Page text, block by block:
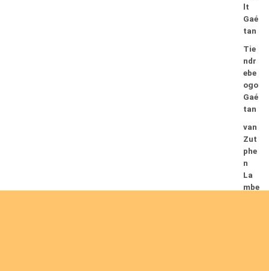
lt
Gaé
tan
Tie
ndr
ebe
ogo
Gaé
tan
van
Zut
phe
n
La
mbe